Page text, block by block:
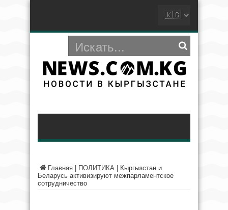
Главная ПОЛИТИКА
Кыргызстан и
Беларусь активизируют межпарламентское
сотрудничество